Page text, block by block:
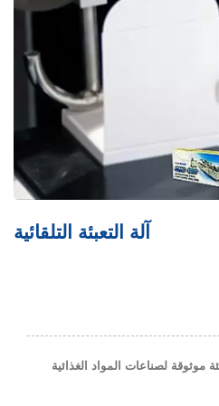
موثوقة لصناعات المواد الغذائية